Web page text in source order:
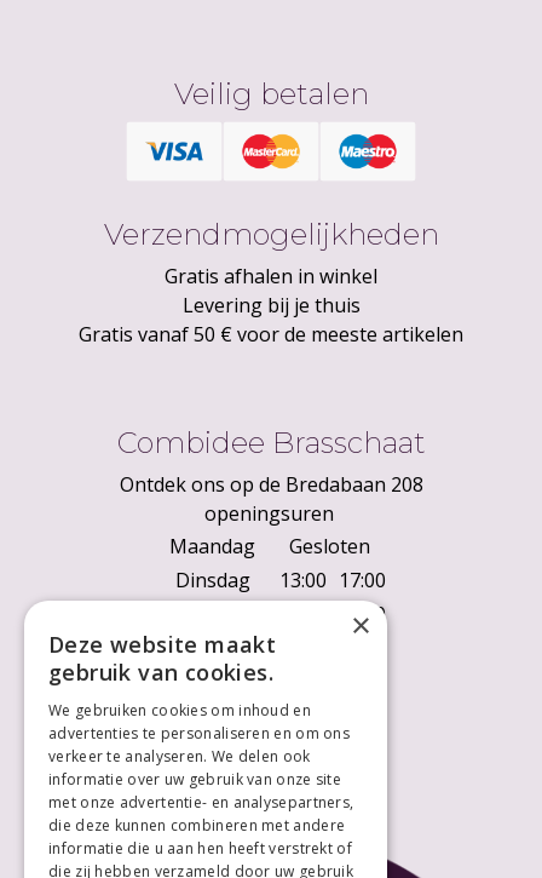
Veilig betalen
Verzendmogelijkheden
Gratis afhalen in winkel
Levering bij je thuis
Gratis vanaf 50 € voor de meeste artikelen
Combidee Brasschaat
Ontdek ons op de Bredabaan 208
openingsuren
Maandag
Gesloten
Dinsdag
13:00 17:00
18:00
Donderdag
Vrijdag
Zaterdag
10:00
Zondag
Gesloten
×
Deze website maakt
gebruik van cookies.
We gebruiken cookies om inhoud en
advertenties te personaliseren en om ons
verkeer te analyseren. We delen ook
informatie over uw gebruik van onze site
met onze advertentie- en analysepartners,
die deze kunnen combineren met andere
informatie die u aan hen heeft verstrekt of
die zij hebben verzameld door uw gebruik